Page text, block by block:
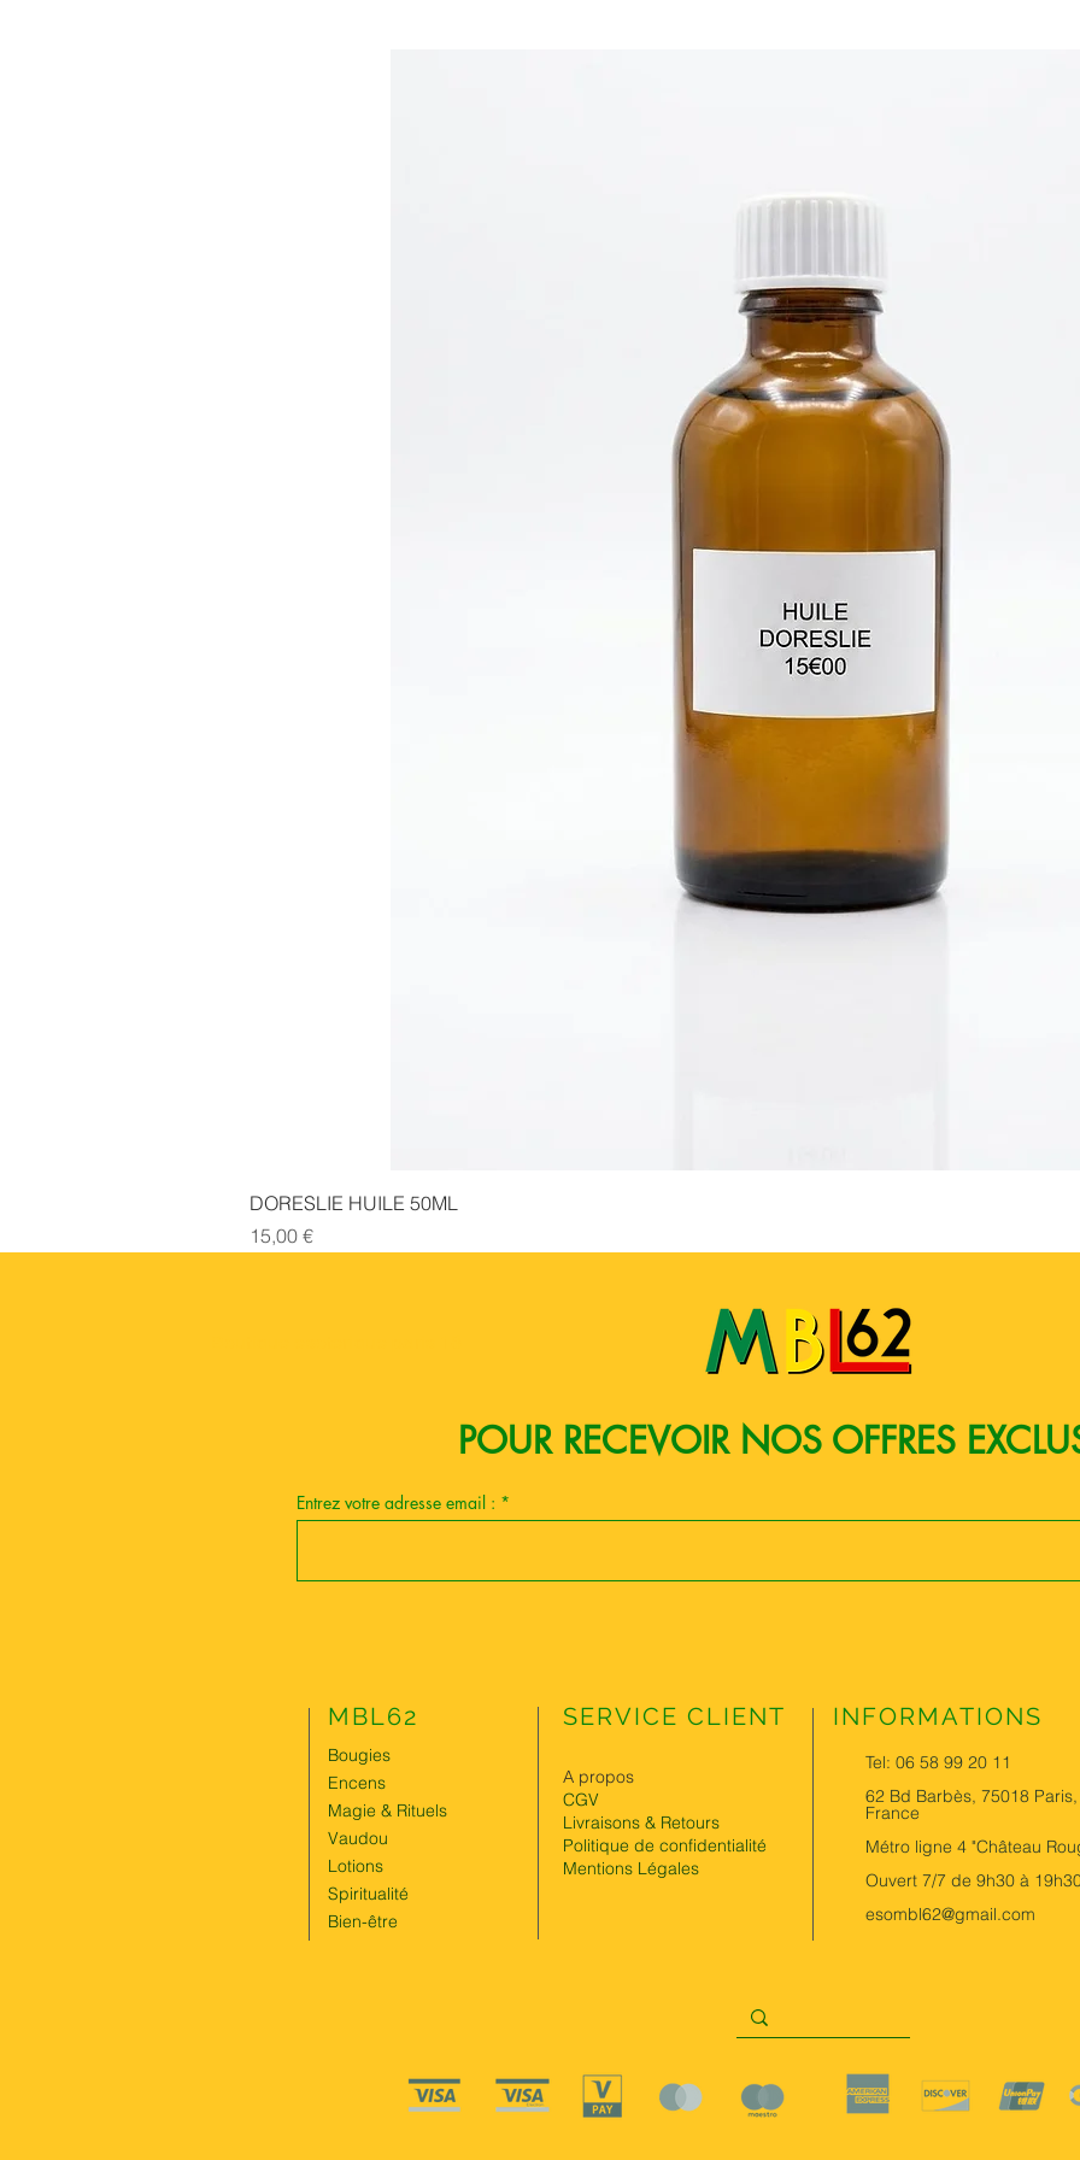
DORESLIE HUILE 50ML
Prix
15,00 €
POUR RECEVOIR NOS OFFRES
Entrez votre adresse email :
MBL62
Bougies
Encens
Magie & Rituels
Vaudou
Lotions
Spiritualité
Bien-être
SERVICE CLIENT
A propos
CGV
Livraisons & Retours
Politique de confidentialité
Mentions Légales
INFORMATIONS
Tel: 06 58 99 20 11
62 Bd Barbès, 75018 Paris,
France
Métro ligne 4 "Château
Ouvert 7/7 de 9h30 à
esombl62@gmail.com